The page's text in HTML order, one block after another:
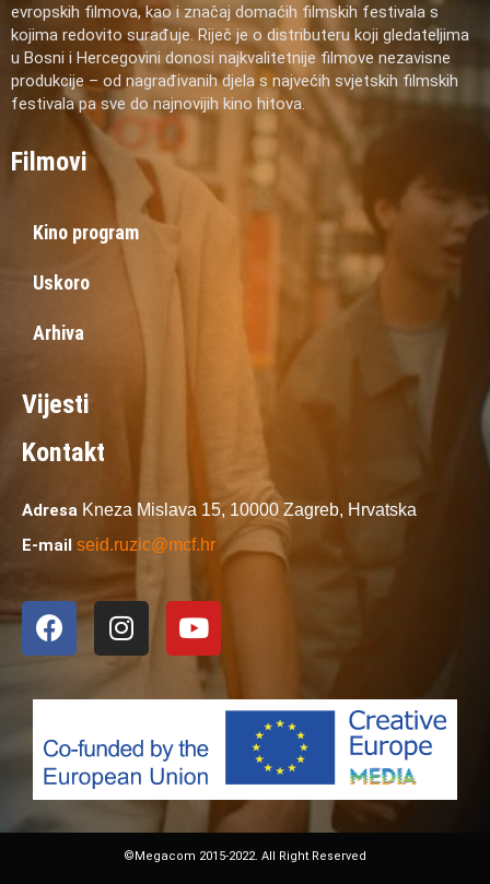
evropskih filmova, kao i značaj domaćih filmskih festivala s
kojima redovito surađuje. Riječ je o distributeru koji gledateljima
u Bosni i Hercegovini donosi najkvalitetnije filmove nezavisne
produkcije – od nagrađivanih djela s najvećih svjetskih filmskih
festivala pa sve do najnovijih kino hitova.
Filmovi
Kino program
Uskoro
Arhiva
Vijesti
Kontakt
Adresa Kneza Mislava 15, 10000 Zagreb, Hrvatska
E-mail seid.ruzic@mcf.hr
©Megacom 2015-2022. All Right Reserved